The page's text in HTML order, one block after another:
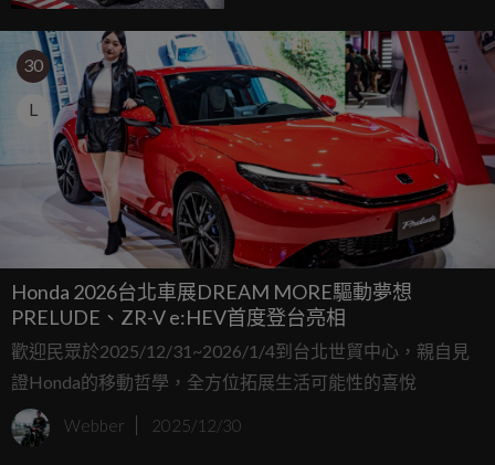
30
L
Honda 2026台北車展DREAM MORE驅動夢想
PRELUDE、ZR-V e:HEV首度登台亮相
歡迎民眾於2025/12/31~2026/1/4到台北世貿中心，親自見
證Honda的移動哲學，全方位拓展生活可能性的喜悅
Webber 2025/12/30